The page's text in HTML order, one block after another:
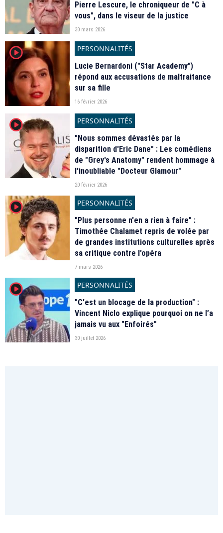
Pierre Lescure, le chroniqueur de "C à
vous", dans le viseur de la justice
30 mars 2026
player2
PERSONNALITÉS
Lucie Bernardoni ("Star Academy")
répond aux accusations de maltraitance
sur sa fille
16 février 2026
player2
PERSONNALITÉS
"Nous sommes dévastés par la
disparition d'Eric Dane" : Les comédiens
de "Grey's Anatomy" rendent hommage à
l'inoubliable "Docteur Glamour"
20 février 2026
player2
PERSONNALITÉS
"Plus personne n'en a rien à faire" :
Timothée Chalamet repris de volée par
de grandes institutions culturelles après
sa critique contre l'opéra
7 mars 2026
player2
PERSONNALITÉS
"C'est un blocage de la production" :
Vincent Niclo explique pourquoi on ne l’a
jamais vu aux "Enfoirés"
30 juillet 2026